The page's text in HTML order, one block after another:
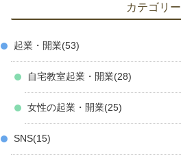
カテゴリー
起業・開業 53
自宅教室起業・開業 28
女性の起業・開業 25
SNS 15